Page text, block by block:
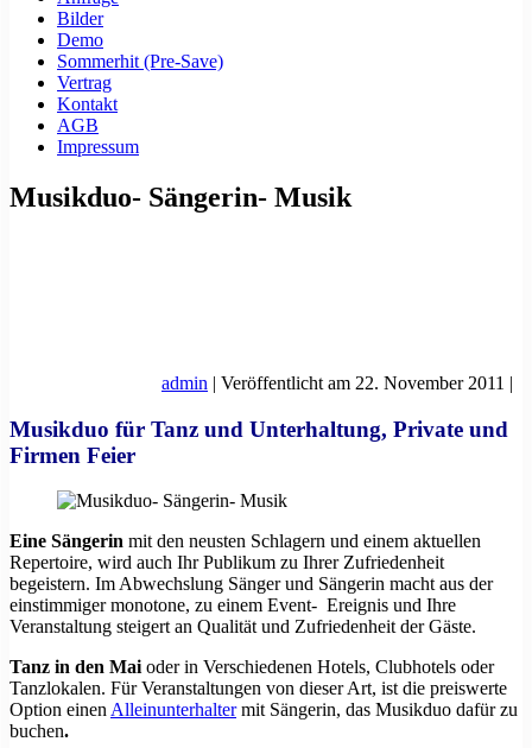
Bilder
Demo
Sommerhit (Pre-Save)
Vertrag
Kontakt
AGB
Impressum
Musikduo- Sängerin- Musik
admin | Veröffentlicht am 22. November 2011 |
Musikduo für Tanz und Unterhaltung, Private und
Firmen Feier
Eine Sängerin mit den neusten Schlagern und einem aktuellen
Repertoire, wird auch Ihr Publikum zu Ihrer Zufriedenheit
begeistern. Im Abwechslung Sänger und Sängerin macht aus der
einstimmiger monotone, zu einem Event- Ereignis und Ihre
Veranstaltung steigert an Qualität und Zufriedenheit der Gäste.
Tanz in den Mai oder in Verschiedenen Hotels, Clubhotels oder
Tanzlokalen. Für Veranstaltungen von dieser Art, ist die preiswerte
Option einen Alleinunterhaltermit Sängerin, das Musikduo dafür zu
buchen.